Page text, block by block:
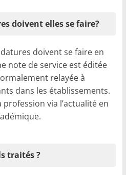
doivent elles se faire?
doivent se faire en
note de service est éditée
relayée à
dans les établissements.
profession via l’actualité en
traités ?